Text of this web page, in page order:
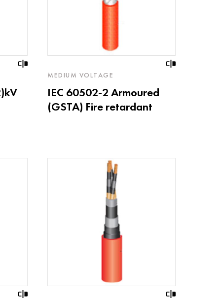
MEDIUM VOLTAGE
IEC 60502-2 Armoured
(GSTA) Fire retardant